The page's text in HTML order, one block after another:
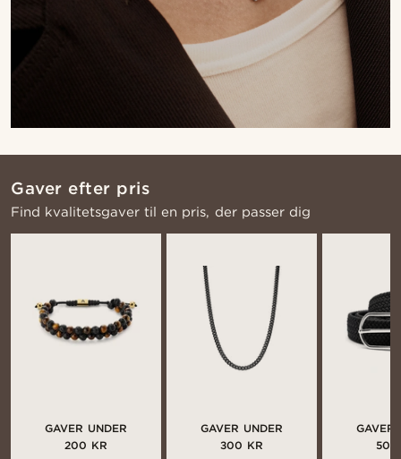
Gaver efter pris
Find kvalitetsgaver til en pris, der passer dig
GAVER UNDER
200 KR
GAVER UNDER
300 KR
GAVER
500